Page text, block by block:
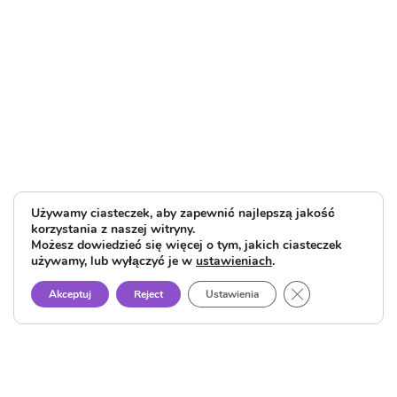
Używamy ciasteczek, aby zapewnić najlepszą jakość
korzystania z naszej witryny.
Możesz dowiedzieć się więcej o tym, jakich ciasteczek
używamy, lub wyłączyć je w ustawieniach.
Akceptuj Reject Ustawienia Close GDPR